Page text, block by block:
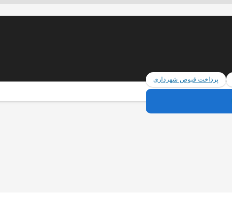
پرداخت قبوض شهرداری